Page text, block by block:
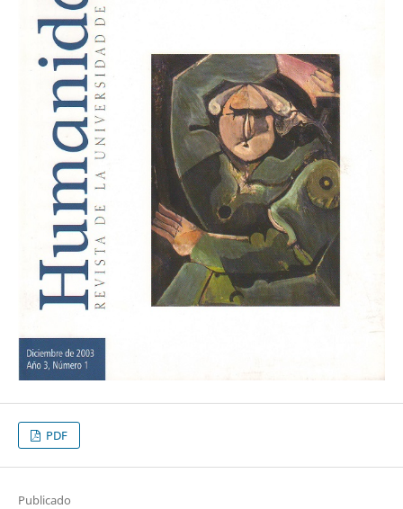
PDF
Publicado